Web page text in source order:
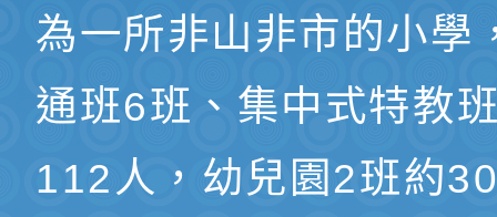
為一所非山非市的小學
通班6班、集中式特教
112人，幼兒園2班約